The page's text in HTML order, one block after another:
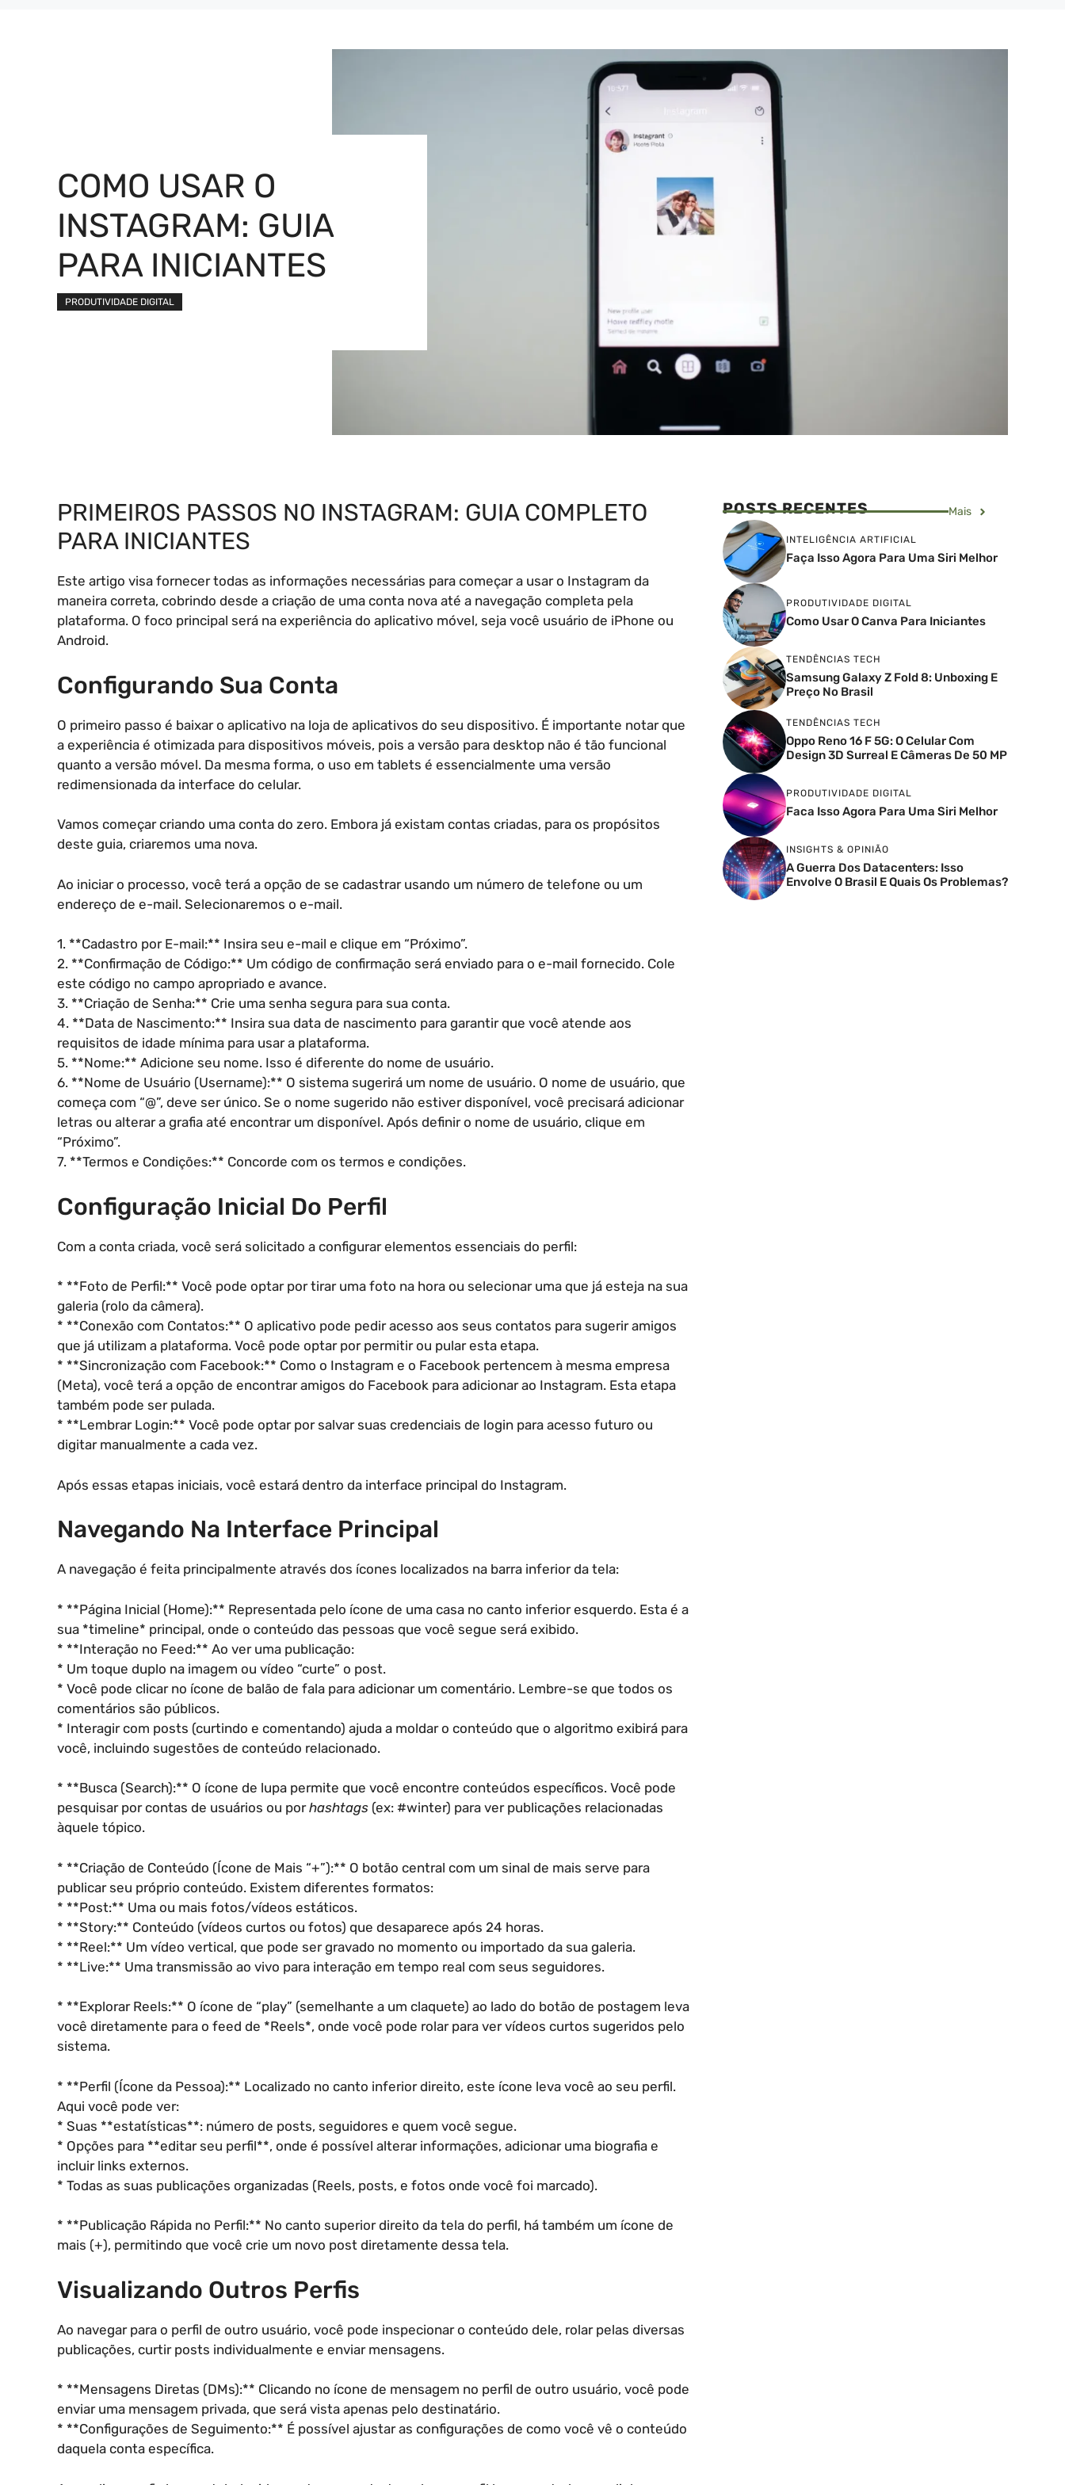
COMO USAR O
INSTAGRAM: GUIA
PARA INICIANTES
PRODUTIVIDADE DIGITAL
PRIMEIROS PASSOS NO INSTAGRAM: GUIA COMPLETO
PARA INICIANTES
Este artigo visa fornecer todas as informações necessárias para começar a usar o Instagram da
maneira correta, cobrindo desde a criação de uma conta nova até a navegação completa pela
plataforma. O foco principal será na experiência do aplicativo móvel, seja você usuário de iPhone ou
Android.
Configurando Sua Conta
O primeiro passo é baixar o aplicativo na loja de aplicativos do seu dispositivo. É importante notar que
a experiência é otimizada para dispositivos móveis, pois a versão para desktop não é tão funcional
quanto a versão móvel. Da mesma forma, o uso em tablets é essencialmente uma versão
redimensionada da interface do celular.
Vamos começar criando uma conta do zero. Embora já existam contas criadas, para os propósitos
deste guia, criaremos uma nova.
Ao iniciar o processo, você terá a opção de se cadastrar usando um número de telefone ou um
endereço de e-mail. Selecionaremos o e-mail.
1. **Cadastro por E-mail:** Insira seu e-mail e clique em “Próximo”.
2. **Confirmação de Código:** Um código de confirmação será enviado para o e-mail fornecido. Cole
este código no campo apropriado e avance.
3. **Criação de Senha:** Crie uma senha segura para sua conta.
4. **Data de Nascimento:** Insira sua data de nascimento para garantir que você atende aos
requisitos de idade mínima para usar a plataforma.
5. **Nome:** Adicione seu nome. Isso é diferente do nome de usuário.
6. **Nome de Usuário (Username):** O sistema sugerirá um nome de usuário. O nome de usuário, que
começa com “@”, deve ser único. Se o nome sugerido não estiver disponível, você precisará adicionar
letras ou alterar a grafia até encontrar um disponível. Após definir o nome de usuário, clique em
“Próximo”.
7. **Termos e Condições:** Concorde com os termos e condições.
Configuração Inicial Do Perfil
Com a conta criada, você será solicitado a configurar elementos essenciais do perfil:
* **Foto de Perfil:** Você pode optar por tirar uma foto na hora ou selecionar uma que já esteja na sua
galeria (rolo da câmera).
* **Conexão com Contatos:** O aplicativo pode pedir acesso aos seus contatos para sugerir amigos
que já utilizam a plataforma. Você pode optar por permitir ou pular esta etapa.
* **Sincronização com Facebook:** Como o Instagram e o Facebook pertencem à mesma empresa
(Meta), você terá a opção de encontrar amigos do Facebook para adicionar ao Instagram. Esta etapa
também pode ser pulada.
* **Lembrar Login:** Você pode optar por salvar suas credenciais de login para acesso futuro ou
digitar manualmente a cada vez.
Após essas etapas iniciais, você estará dentro da interface principal do Instagram.
Navegando Na Interface Principal
A navegação é feita principalmente através dos ícones localizados na barra inferior da tela:
* **Página Inicial (Home):** Representada pelo ícone de uma casa no canto inferior esquerdo. Esta é a
sua *timeline* principal, onde o conteúdo das pessoas que você segue será exibido.
* **Interação no Feed:** Ao ver uma publicação:
* Um toque duplo na imagem ou vídeo “curte” o post.
* Você pode clicar no ícone de balão de fala para adicionar um comentário. Lembre-se que todos os
comentários são públicos.
* Interagir com posts (curtindo e comentando) ajuda a moldar o conteúdo que o algoritmo exibirá para
você, incluindo sugestões de conteúdo relacionado.
* **Busca (Search):** O ícone de lupa permite que você encontre conteúdos específicos. Você pode
pesquisar por contas de usuários ou porhashtags (ex: #winter) para ver publicações relacionadas
àquele tópico.
* **Criação de Conteúdo (Ícone de Mais “+”):** O botão central com um sinal de mais serve para
publicar seu próprio conteúdo. Existem diferentes formatos:
* **Post:** Uma ou mais fotos/vídeos estáticos.
* **Story:** Conteúdo (vídeos curtos ou fotos) que desaparece após 24 horas.
* **Reel:** Um vídeo vertical, que pode ser gravado no momento ou importado da sua galeria.
* **Live:** Uma transmissão ao vivo para interação em tempo real com seus seguidores.
* **Explorar Reels:** O ícone de “play” (semelhante a um claquete) ao lado do botão de postagem leva
você diretamente para o feed de *Reels*, onde você pode rolar para ver vídeos curtos sugeridos pelo
sistema.
* **Perfil (Ícone da Pessoa):** Localizado no canto inferior direito, este ícone leva você ao seu perfil.
Aqui você pode ver:
* Suas **estatísticas**: número de posts, seguidores e quem você segue.
* Opções para **editar seu perfil**, onde é possível alterar informações, adicionar uma biografia e
incluir links externos.
* Todas as suas publicações organizadas (Reels, posts, e fotos onde você foi marcado).
* **Publicação Rápida no Perfil:** No canto superior direito da tela do perfil, há também um ícone de
mais (+), permitindo que você crie um novo post diretamente dessa tela.
Visualizando Outros Perfis
Ao navegar para o perfil de outro usuário, você pode inspecionar o conteúdo dele, rolar pelas diversas
publicações, curtir posts individualmente e enviar mensagens.
* **Mensagens Diretas (DMs):** Clicando no ícone de mensagem no perfil de outro usuário, você pode
enviar uma mensagem privada, que será vista apenas pelo destinatário.
* **Configurações de Seguimento:** É possível ajustar as configurações de como você vê o conteúdo
daquela conta específica.
POSTS RECENTES Mais
INTELIGÊNCIA ARTIFICIAL
Faça Isso Agora Para Uma Siri Melhor
PRODUTIVIDADE DIGITAL
Como Usar O Canva Para Iniciantes
TENDÊNCIAS TECH
Samsung Galaxy Z Fold 8: Unboxing E
Preço No Brasil
TENDÊNCIAS TECH
Oppo Reno 16 F 5G: O Celular Com
Design 3D Surreal E Câmeras De 50 MP
PRODUTIVIDADE DIGITAL
Faca Isso Agora Para Uma Siri Melhor
INSIGHTS & OPINIÃO
A Guerra Dos Datacenters: Isso
Envolve O Brasil E Quais Os Problemas?